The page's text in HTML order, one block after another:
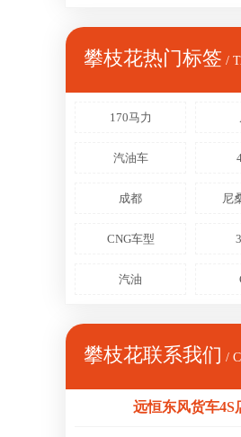
攀枝花热门标签 /
170马力
汽油车
成都 尼
CNG车型
汽油
攀枝花联系我们 /
远恒东风货车4S